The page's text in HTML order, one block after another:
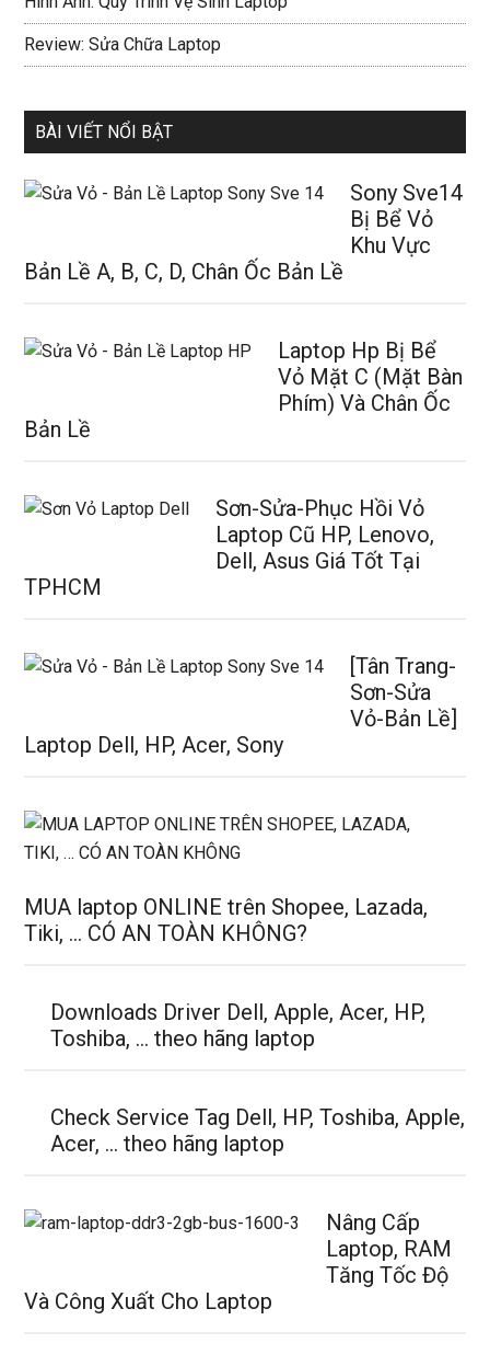
Review: Sửa Chữa Laptop
BÀI VIẾT NỔI BẬT
Sony Sve14
Bị Bể Vỏ
Khu Vực
Bản Lề A, B, C, D, Chân Ốc Bản Lề
Laptop Hp Bị Bể
Vỏ Mặt C (Mặt Bàn
Phím) Và Chân Ốc
Bản Lề
Sơn-Sửa-Phục Hồi Vỏ
Laptop Cũ HP, Lenovo,
Dell, Asus Giá Tốt Tại
TPHCM
[Tân Trang-
Sơn-Sửa
Vỏ-Bản Lề]
Laptop Dell, HP, Acer, Sony
MUA laptop ONLINE trên Shopee, Lazada,
Tiki, … CÓ AN TOÀN KHÔNG?
Downloads Driver Dell, Apple, Acer, HP,
Toshiba, … theo hãng laptop
Check Service Tag Dell, HP, Toshiba, Apple,
Acer, … theo hãng laptop
Nâng Cấp
Laptop, RAM
Tăng Tốc Độ
Và Công Xuất Cho Laptop